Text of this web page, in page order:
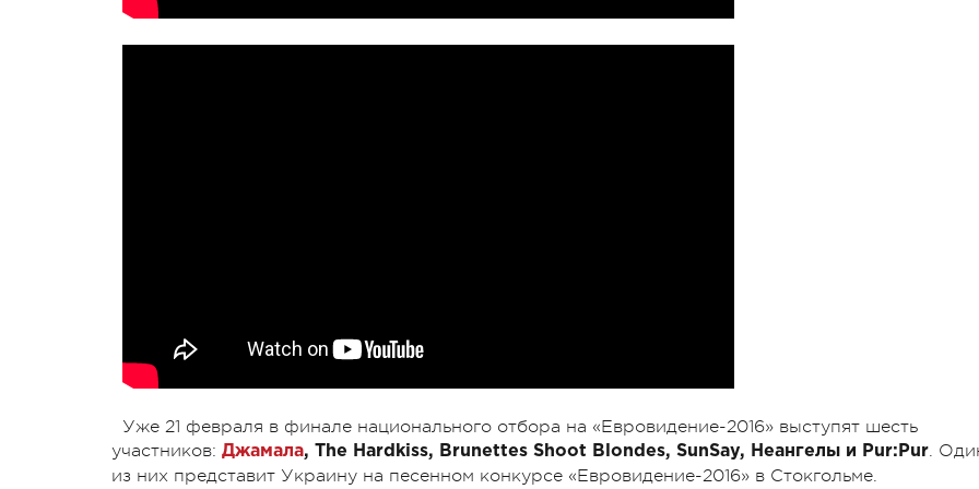
Уже 21 февраля в финале национального отбора на «Евровидение-2016» выступят шесть
участников: Джамала, The Hardkiss, Brunettes Shoot Blondes, SunSay, Неангелы и Pur:Pur.
из них представит Украину на песенном конкурсе «Евровидение-2016» в Стокгольме.